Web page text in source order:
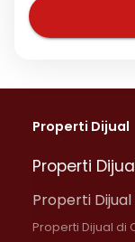
Properti Dijual
Properti
Properti
Properti Dijual di